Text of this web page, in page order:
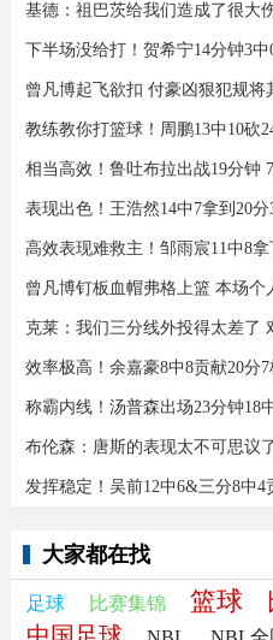
基德：祖巴茨给我们造成了很大
下半场没给打！贺希宁14分钟3
曾凡博起飞欲扣 付豪凶狠犯规
相当高效！鲁吐布拉出战19分钟
表现出色！王浩然14中7拿到20
高效表现难救主！邹雨宸11中8拿
曾凡博钉板血帽弗格上篮 本场个
克莱：我们三分线外投得太差了
效率极高！余嘉豪8中8贡献20分
称霸内线！汤普森出场23分钟18
布伦森：唐斯的表现太不可思议
发挥稳定！吴前12中6&三分8中4
大家都在找
足球 比赛集锦 篮球